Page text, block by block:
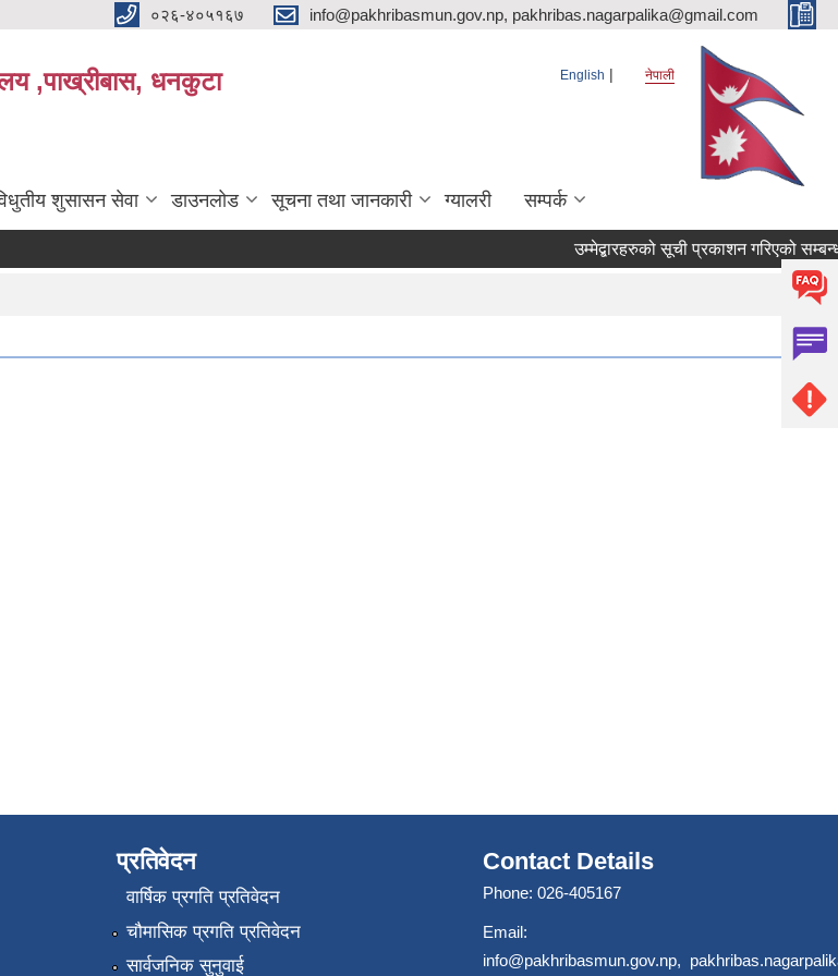
०२६-४०५१६७ info@pakhribasmun.gov.np, pakhribas.nagarpalika@gmail.com
,पाख्रीबास, धनकुटा English नेपाली
शुसासन सेवा डाउनलोड सूचना तथा जानकारी ग्यालरी सम्पर्क
उम्मेद्बारहरुको सूची प्रकाशन गरिएको
प्रतिवेदन
वार्षिक प्रगति प्रतिवेदन
चौमासिक प्रगति प्रतिवेदन
सार्वजनिक सुनुवाई
Contact Details
Phone: 026-405167
Email:
info@pakhribasmun.gov.np,